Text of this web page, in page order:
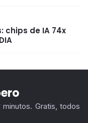
chips de IA 74x
Gratis, todos